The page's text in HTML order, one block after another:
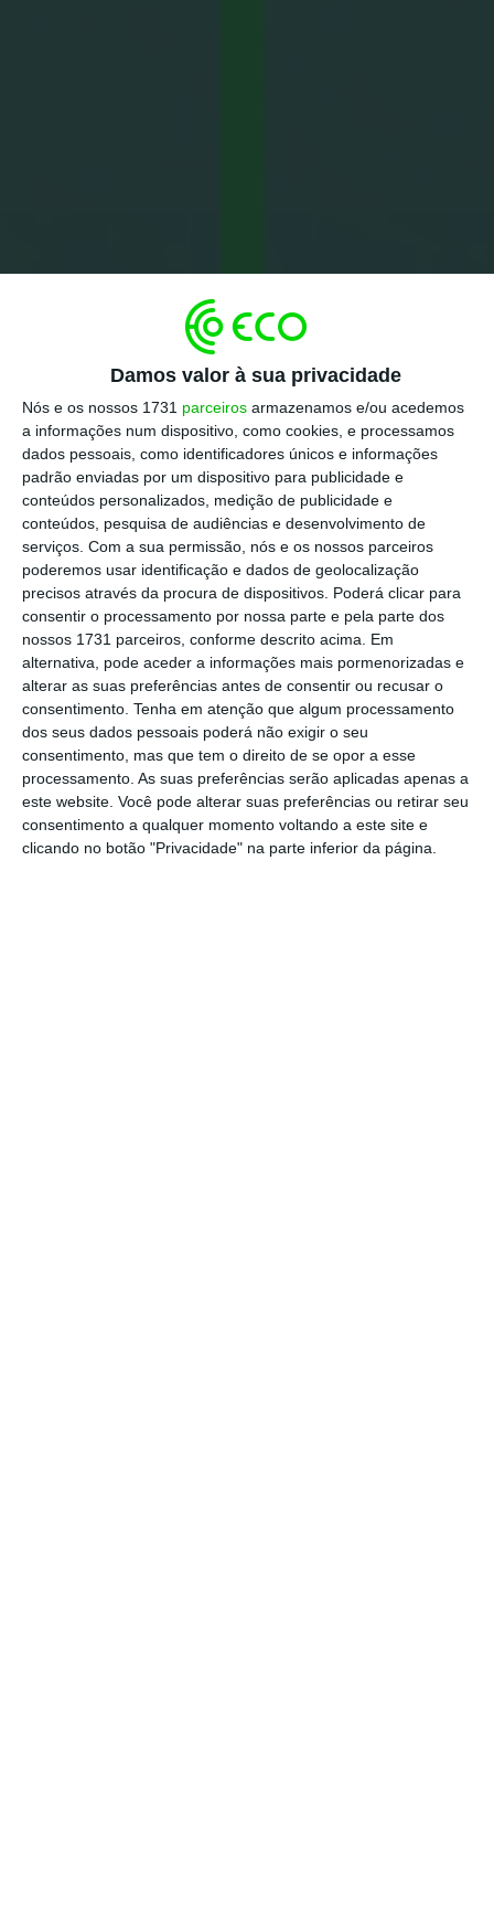
Damos valor à sua privacidade
Nós e os nossos 1731 parceiros armazenamos e/ou acedemos
a informações num dispositivo, como cookies, e processamos
dados pessoais, como identificadores únicos e informações
padrão enviadas por um dispositivo para publicidade e
conteúdos personalizados, medição de publicidade e
conteúdos, pesquisa de audiências e desenvolvimento de
serviços. Com a sua permissão, nós e os nossos parceiros
poderemos usar identificação e dados de geolocalização
precisos através da procura de dispositivos. Poderá clicar para
consentir o processamento por nossa parte e pela parte dos
nossos 1731 parceiros, conforme descrito acima. Em
alternativa, pode aceder a informações mais pormenorizadas e
alterar as suas preferências antes de consentir ou recusar o
consentimento. Tenha em atenção que algum processamento
dos seus dados pessoais poderá não exigir o seu
consentimento, mas que tem o direito de se opor a esse
processamento. As suas preferências serão aplicadas apenas a
este website. Você pode alterar suas preferências ou retirar seu
consentimento a qualquer momento voltando a este site e
clicando no botão "Privacidade" na parte inferior da página.